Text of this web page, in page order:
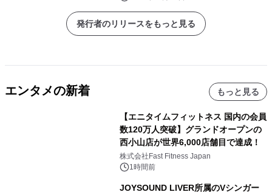
発行者のリリースをもっと見る
エンタメの新着 もっと見る
【エニタイムフィットネス 国内の会員
数120万人突破】グランドオープンの
西小山店が世界6,000店舗目で達成！
株式会社Fast Fitness Japan
1時間前
JOYSOUND LIVER所属のVシンガー